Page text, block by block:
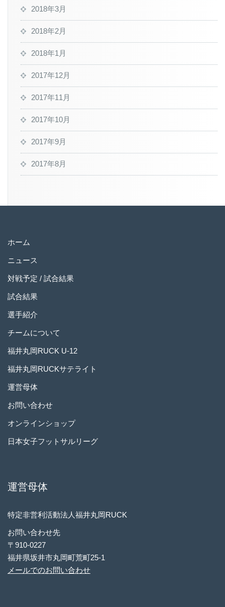
2018年3月
2018年2月
2018年1月
2017年12月
2017年11月
2017年10月
2017年9月
2017年8月
ホーム
ニュース
対戦予定 / 試合結果
試合結果
選手紹介
チームについて
福井丸岡RUCK U-12
福井丸岡RUCKサテライト
運営母体
お問い合わせ
オンラインショップ
日本女子フットサルリーグ
運営母体
特定非営利活動法人福井丸岡RUCK
お問い合わせ先
〒910-0227
福井県坂井市丸岡町荒町25-1
メールでのお問い合わせ